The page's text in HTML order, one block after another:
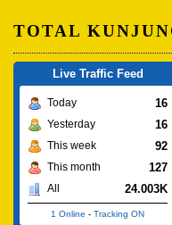
TOTAL
Live Traffic Feed
Today 16
Yesterday 16
This week 92
This month 127
All 24.003K
1 Online - Tracking ON